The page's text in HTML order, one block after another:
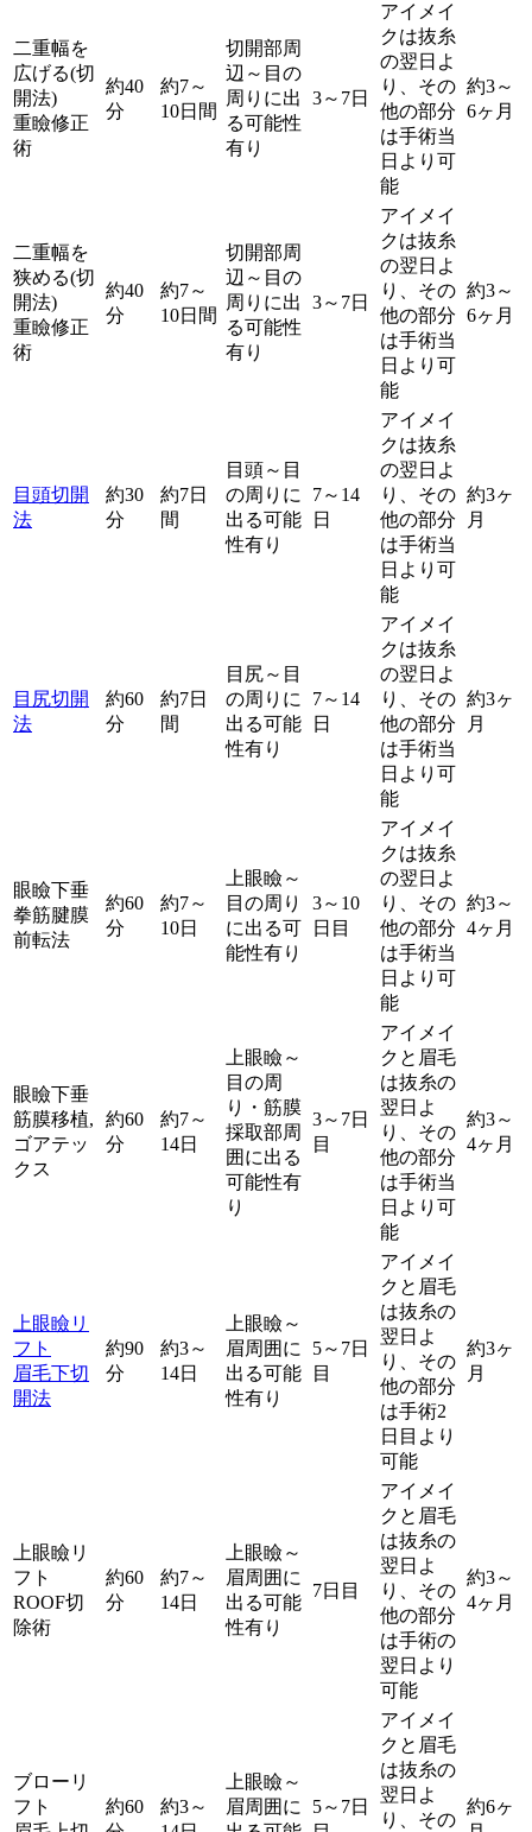
二重幅を
広げる(切
開法)
重瞼修正
術
約40
分
約7～
10日間
切開部周
辺～目の
周りに出
る可能性
有り
3～7日
アイメイ
クは抜糸
の翌日よ
り、その
他の部分
は手術当
日より可
能
約3～
6ヶ月
二重幅を
狭める(切
開法)
重瞼修正
術
約40
分
約7～
10日間
切開部周
辺～目の
周りに出
る可能性
有り
3～7日
アイメイ
クは抜糸
の翌日よ
り、その
他の部分
は手術当
日より可
能
約3～
6ヶ月
目頭切開
法
約30
分
約7日
間
目頭～目
の周りに
出る可能
性有り
7～14
日
アイメイ
クは抜糸
の翌日よ
り、その
他の部分
は手術当
日より可
能
約3ヶ
月
目尻切開
法
約60
分
約7日
間
目尻～目
の周りに
出る可能
性有り
7～14
日
アイメイ
クは抜糸
の翌日よ
り、その
他の部分
は手術当
日より可
能
約3ヶ
月
眼瞼下垂
拳筋腱膜
前転法
約60
分
約7～
10日
上眼瞼～
目の周り
に出る可
能性有り
3～10
日目
アイメイ
クは抜糸
の翌日よ
り、その
他の部分
は手術当
日より可
能
約3～
4ヶ月
眼瞼下垂
筋膜移植,
ゴアテッ
クス
約60
分
約7～
14日
上眼瞼～
目の周
り・筋膜
採取部周
囲に出る
可能性有
り
3～7日
目
アイメイ
クと眉毛
は抜糸の
翌日よ
り、その
他の部分
は手術当
日より可
能
約3～
4ヶ月
上眼瞼リ
フト
眉毛下切
開法
約90
分
約3～
14日
上眼瞼～
眉周囲に
出る可能
性有り
5～7日
目
アイメイ
クと眉毛
は抜糸の
翌日よ
り、その
他の部分
は手術2
日目より
可能
約3ヶ
月
上眼瞼リ
フト
ROOF切
除術
約60
分
約7～
14日
上眼瞼～
眉周囲に
出る可能
性有り
7日目
アイメイ
クと眉毛
は抜糸の
翌日よ
り、その
他の部分
は手術の
翌日より
可能
約3～
4ヶ月
ブローリ
フト
約60
約3～
上眼瞼～
眉周囲に
5～7日
アイメイ
クと眉毛
は抜糸の
翌日よ
り、その
約6ヶ